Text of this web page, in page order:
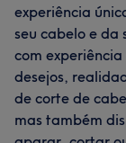
experiência
seu cabelo e da
com
desejos,
de corte de
mas também